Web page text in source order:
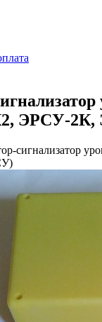
ЭРСУ-2К,
сигнализатор